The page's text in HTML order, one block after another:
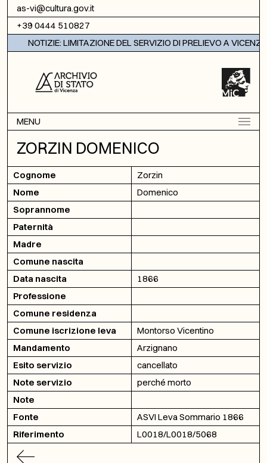
Vai al contenuto
as-vi@cultura.gov.it
+39 0444 510827
NOTIZIE: LIMITAZIONE DEL SERVIZIO DI PRELIEVO A VICENZA
MENU
ZORZIN DOMENICO
Cognome
Zorzin
Nome
Domenico
Soprannome
Paternità
Madre
Comune nascita
Data nascita
1866
Professione
Comune residenza
Comune iscrizione leva
Montorso Vicentino
Mandamento
Arzignano
Esito servizio
cancellato
Note servizio
perché morto
Note
Fonte
ASVI Leva Sommario 1866
Riferimento
L0018/L0018/5068